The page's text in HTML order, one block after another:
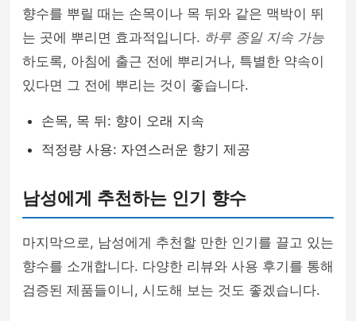
향수를 뿌릴 때는 손목이나 목 뒤와 같은 맥박이 뛰
는 곳에 뿌리면 효과적입니다. 하루 종일 지속 가능
하도록, 아침에 출근 전에 뿌리거나, 특별한 약속이
있다면 그 전에 뿌리는 것이 좋습니다.
손목, 목 뒤: 향이 오래 지속
적정량 사용: 자연스러운 향기 제공
남성에게 추천하는 인기 향수
마지막으로, 남성에게 추천할 만한 인기를 끌고 있는
향수를 소개합니다. 다양한 리뷰와 사용 후기를 통해
검증된 제품들이니, 시도해 보는 것도 좋겠습니다.